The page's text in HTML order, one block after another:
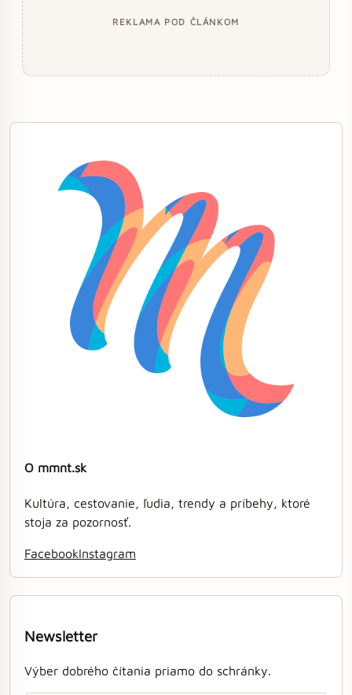
REKLAMA POD ČLÁNKOM
O mmnt.sk
Kultúra, cestovanie, ľudia, trendy a príbehy, ktoré
stoja za pozornosť.
FacebookInstagram
Newsletter
Výber dobrého čítania priamo do schránky.